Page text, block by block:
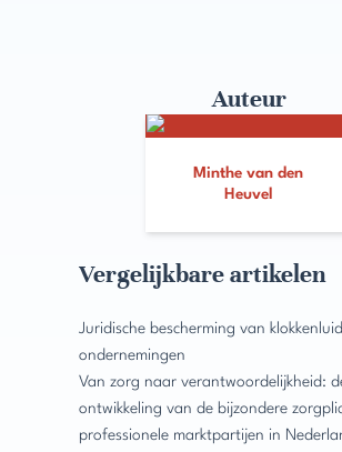
Auteur
Minthe van den
Heuvel
Vergelijkbare artikelen
Juridische bescherming van
ondernemingen
Van zorg naar verantwoordelijkheid:
ontwikkeling van de bijzondere
professionele marktpartijen in